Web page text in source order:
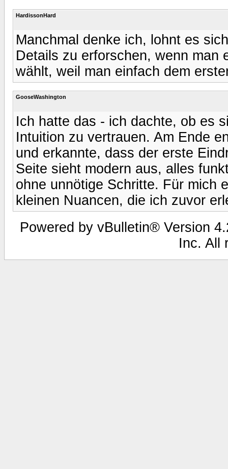
HardissonHard
Manchmal denke ich, lohnt es
Details zu erforschen, wenn man
wählt, weil man einfach dem
GooseWashington
Ich hatte das - ich dachte, ob es
Intuition zu vertrauen. Am Ende
und erkannte, dass der erste
Seite sieht modern aus, alles
ohne unnötige Schritte. Für mich
kleinen Nuancen, die ich zuvor
Powered by vBulletin® Version
Inc. All